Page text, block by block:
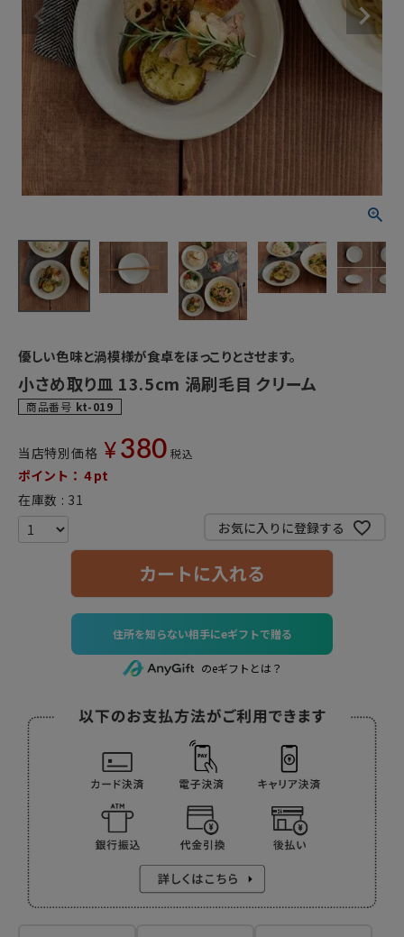
優しい色味と渦模様が食卓をほっこりとさせます。
小さめ取り皿 13.5cm 渦刷毛目 クリーム
商品番号 kt-019
当店特別価格 ¥ 380 税込
ポイント： 4 pt
在庫数
31
お気に入りに登録する
カートに入れる
住所を知らない相手にeギフトで贈る
のeギフトとは？